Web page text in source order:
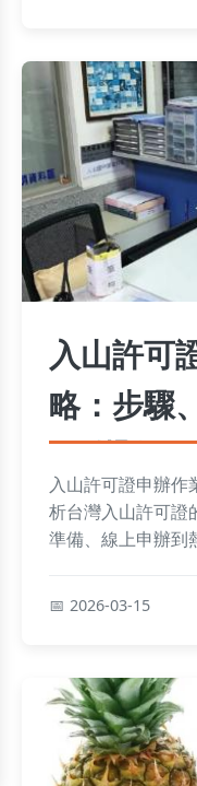
入山許可
略：步驟
見問題
入山許可證申辦作
析台灣入山許可證
準備、線上申辦到
2026-03-15